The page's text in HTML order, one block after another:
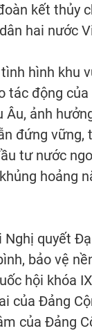
kết thủy
hai nước
hình khu
động
ảnh
đứng
tư nước
hoảng
quyết
bảo vệ
hội khóa
của Đảng
của Đảng